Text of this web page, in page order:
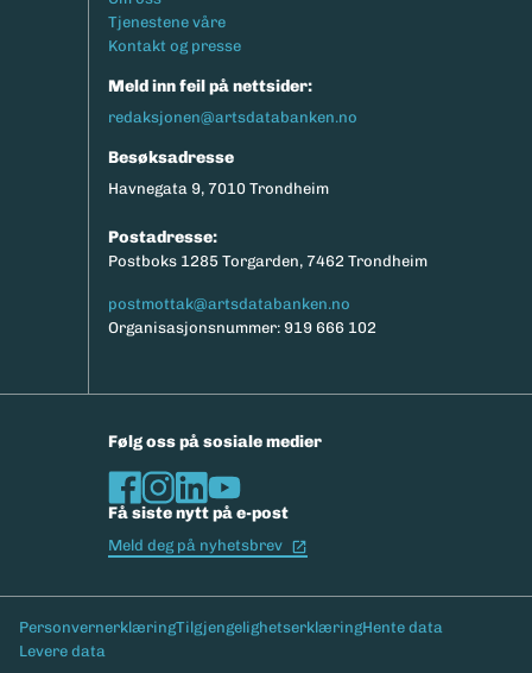
Tjenestene våre
Kontakt og presse
Meld inn feil på nettsider:
redaksjonen@artsdatabanken.no
Besøksadresse
Havnegata 9, 7010 Trondheim
Postadresse:
Postboks 1285 Torgarden, 7462 Trondheim
postmottak@artsdatabanken.no
Organisasjonsnummer: 919 666 102
Følg oss på sosiale medier
Få siste nytt på e-post
Meld deg på nyhetsbrev
Bunntekst
PersonvernerklæringTilgjengelighetserklæringHente data
Levere data